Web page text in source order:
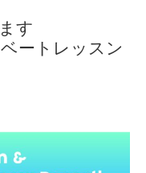
す
ートレッスン